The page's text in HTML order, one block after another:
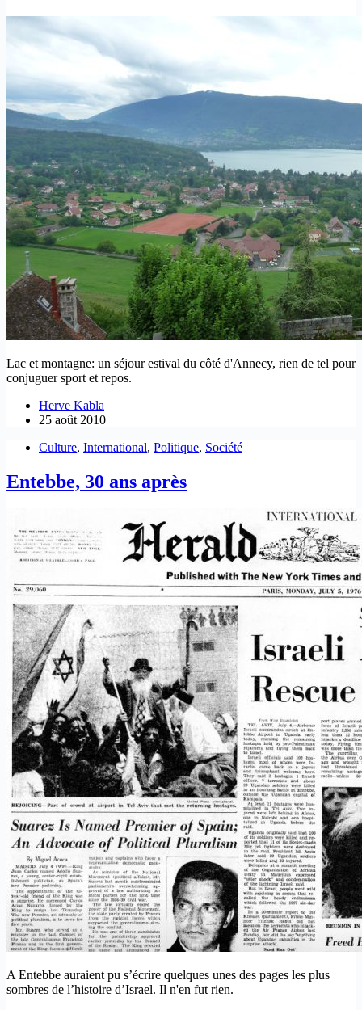
Lac et montagne: un séjour estival du côté d'Annecy, rien de tel pour
conjuguer sport et repos.
Herve Kabla
25 août 2010
Culture, International, Politique, Société
Entebbe, 30 ans après
A Entebbe auraient pu s’écrire quelques unes des pages les plus
sombres de l’histoire d’Israel. Il n'en fut rien.